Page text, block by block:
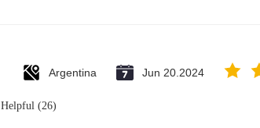
Argentina Jun 20.2024
Helpful (26)